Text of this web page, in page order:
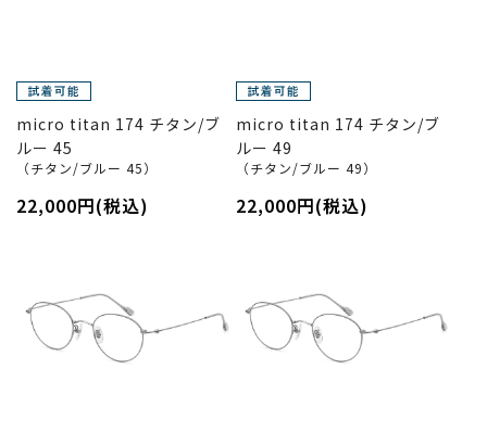
micro titan 174 チタン/ブ
ルー 45
（チタン/ブルー 45）
22,000円(税込)
micro titan 174 チタン/ブ
ルー 49
（チタン/ブルー 49）
22,000円(税込)